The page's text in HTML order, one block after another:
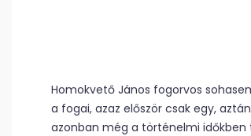
Homokvető János fogorvos
a fogai, azaz először csak egy,
azonban még a történelmi